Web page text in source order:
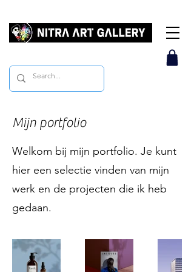
Mijn portfolio
Welkom bij mijn portfolio. Je kunt
hier een selectie vinden van mijn
werk en de projecten die ik heb
gedaan.